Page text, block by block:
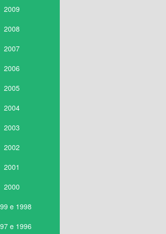
2009
2008
2007
2006
2005
2004
2003
2002
2001
2000
e 1998
e 1996